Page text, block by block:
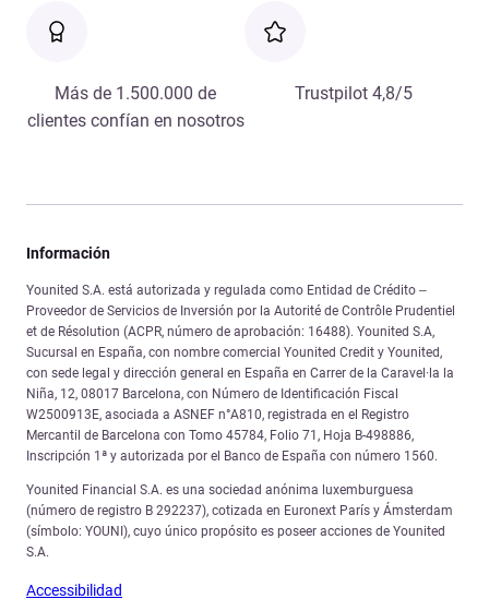
Más de 1.500.000 de
clientes confían en nosotros
Trustpilot 4,8/5
Información
Younited S.A. está autorizada y regulada como Entidad de Crédito –
Proveedor de Servicios de Inversión por la Autorité de Contrôle Prudentiel
et de Résolution (ACPR, número de aprobación: 16488). Younited S.A,
Sucursal en España, con nombre comercial Younited Credit y Younited,
con sede legal y dirección general en España en Carrer de la Caravel·la la
Niña, 12, 08017 Barcelona, con Número de Identificación Fiscal
W2500913E, asociada a ASNEF n°A810, registrada en el Registro
Mercantil de Barcelona con Tomo 45784, Folio 71, Hoja B-498886,
Inscripción 1ª y autorizada por el Banco de España con número 1560.
Younited Financial S.A. es una sociedad anónima luxemburguesa
(número de registro B 292237), cotizada en Euronext París y Ámsterdam
(símbolo: YOUNI), cuyo único propósito es poseer acciones de Younited
S.A.
Accessibilidad